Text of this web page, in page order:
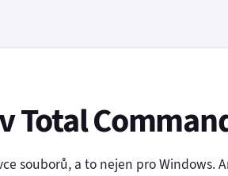
Total
souborů, a to nejen pro Windows.